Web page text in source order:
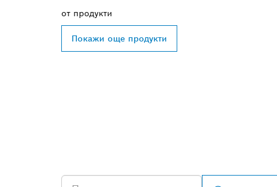
от продукти
Покажи още продукти